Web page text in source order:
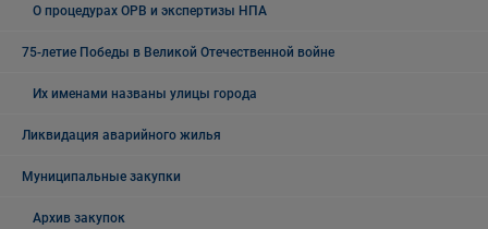
О процедурах ОРВ и экспертизы НПА
75-летие Победы в Великой Отечественной войне
Их именами названы улицы города
Ликвидация аварийного жилья
Муниципальные закупки
Архив закупок